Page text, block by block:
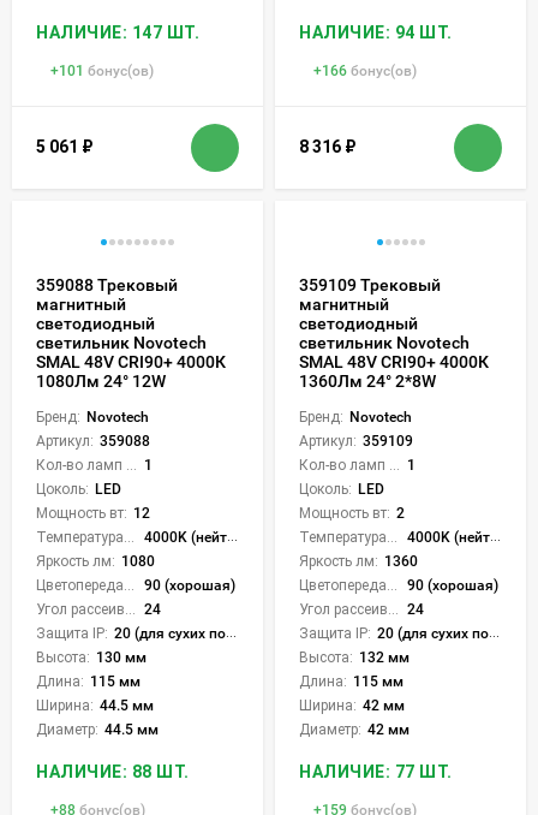
НАЛИЧИЕ: 147 ШТ.
+101 бонус(ов)
5 061 ₽
НАЛИЧИЕ: 94 ШТ.
+166 бонус(ов)
8 316 ₽
359088 Трековый
магнитный
светодиодный
светильник Novotech
SMAL 48V CRI90+ 4000К
1080Лм 24° 12W
Бренд: Novotech
Артикул: 359088
1
Цоколь: LED
Мощность вт: 12
4000K (нейтральный)
Яркость лм: 1080
90 (хорошая)
24
Защита IP: 20 (для сухих пом.)
Высота: 130 мм
Длина: 115 мм
Ширина: 44.5 мм
Диаметр: 44.5 мм
НАЛИЧИЕ: 88 ШТ.
+88 бонус(ов)
359109 Трековый
магнитный
светодиодный
светильник Novotech
SMAL 48V CRI90+ 4000К
1360Лм 24° 2*8W
Бренд: Novotech
Артикул: 359109
1
Цоколь: LED
Мощность вт: 2
4000K (нейтральный)
Яркость лм: 1360
90 (хорошая)
24
Защита IP: 20 (для сухих пом.)
Высота: 132 мм
Длина: 115 мм
Ширина: 42 мм
Диаметр: 42 мм
НАЛИЧИЕ: 77 ШТ.
+159 бонус(ов)